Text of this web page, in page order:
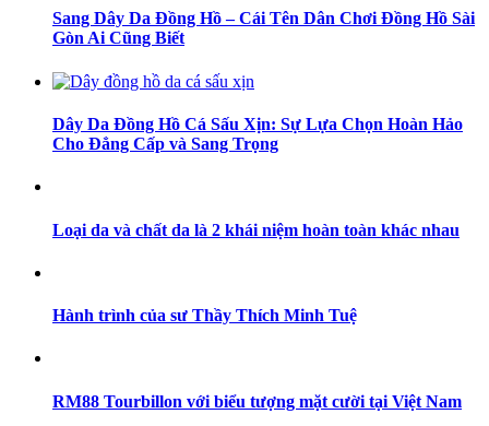
Sang Dây Da Đồng Hồ – Cái Tên Dân Chơi Đồng Hồ Sài
Gòn Ai Cũng Biết
Dây Da Đồng Hồ Cá Sấu Xịn: Sự Lựa Chọn Hoàn Hảo
Cho Đẳng Cấp và Sang Trọng
Loại da và chất da là 2 khái niệm hoàn toàn khác nhau
Hành trình của sư Thầy Thích Minh Tuệ
RM88 Tourbillon với biểu tượng mặt cười tại Việt Nam